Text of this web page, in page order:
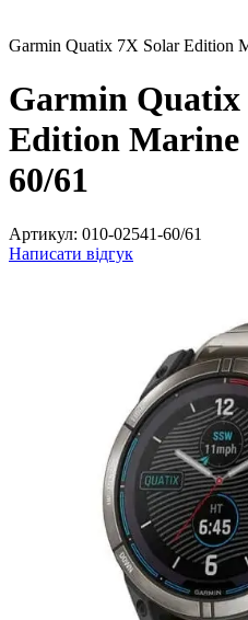
Garmin Quatix 7X Solar Edition
Garmin Quatix
Edition Marine
60/61
Артикул: 010-02541-60/61
Написати відгук